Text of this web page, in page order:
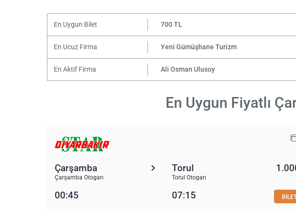
En Uygun Bilet 700 TL
En Ucuz Firma Yeni Gümüşhane Turizm
En Aktif Firma Ali Osman Ulusoy
En Uygun Fiyatlı
Çarşamba
Çarşamba Otogarı
Torul
Torul Otogarı
00:45 07:15